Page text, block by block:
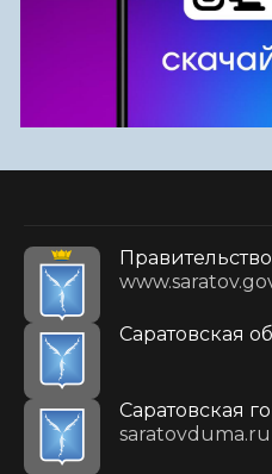
Саратовская
Саратовская
saratovduma.ru